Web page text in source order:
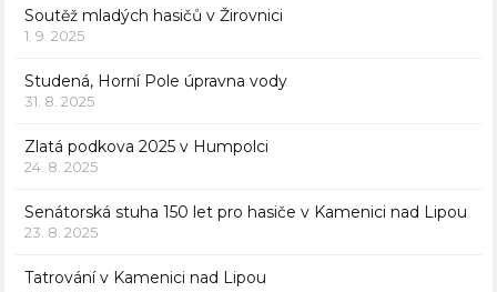
Soutěž mladých hasičů v Žirovnici
1. 9. 2025
Studená, Horní Pole úpravna vody
31. 8. 2025
Zlatá podkova 2025 v Humpolci
24. 8. 2025
Senátorská stuha 150 let pro hasiče v Kamenici nad Lipou
23. 8. 2025
Tatrování v Kamenici nad Lipou